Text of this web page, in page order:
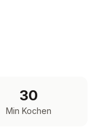
30
Min Kochen